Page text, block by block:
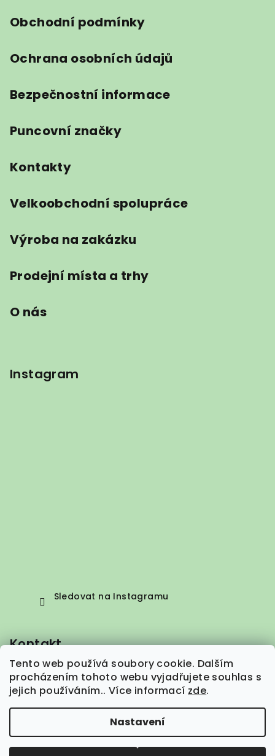
Tento web používá soubory cookie. Dalším
procházením tohoto webu vyjadřujete souhlas s
jejich používáním.. Více informací zde.
Nastavení
Obchodní podmínky
Ochrana osobních údajů
Bezpečnostní informace
Puncovní značky
Kontakty
Velkoobchodní spolupráce
Výroba na zakázku
Prodejní místa a trhy
O nás
Instagram
Sledovat na Instagramu
Kontakt
@ vepez.cz
+420 776 664 373
. Všechna práva vyhrazena.